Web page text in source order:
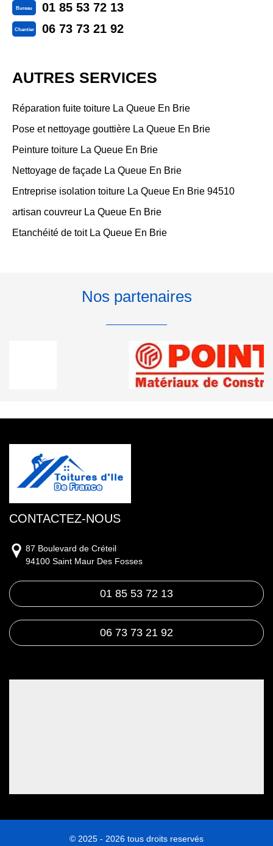
Bureau 01 85 53 72 13
Chantier 06 73 73 21 92
AUTRES SERVICES
Réparation fuite toiture La Queue En Brie
Pose et nettoyage gouttière La Queue En Brie
Peinture toiture La Queue En Brie
Nettoyage de façade La Queue En Brie
Entreprise isolation toiture La Queue En Brie 94510
artisan couvreur La Queue En Brie
Etanchéité de toit La Queue En Brie
Nos partenaires
CONTACTEZ-NOUS
87 Boulevard de Créteil
94100 Saint Maur Des Fosses
01 85 53 72 13
06 73 73 21 92
© 2025 - 2026 tous droits reservés